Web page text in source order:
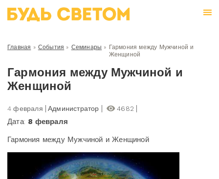
Главная » События » Семинары » Гармония между Мужчиной и
Женщиной
Гармония между Мужчиной и
Женщиной
4 февраля Администратор 4682
Дата: 8 февраля
Гармония между Мужчиной и Женщиной